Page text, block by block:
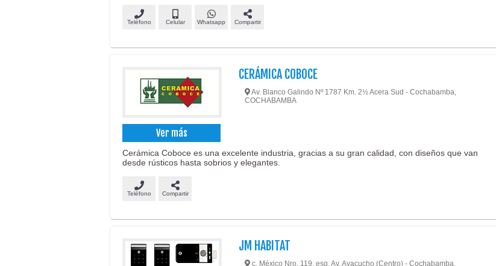
Teléfono Celular Whatsapp Compartir
Ver más
CERÁMICA COBOCE
Av. Blanco Galindo Nº 1787 Km. 2½ Acera Sud - Cochabamba,
COCHABAMBA
Cerámica Coboce es una excelente industria, gracias a su gran calidad, con diseños que van
desde rústicos hasta sobrios y elegantes.
Teléfono Compartir
JM HABITAT
c. México Nro. 119, esq. Av. Ayacucho (Centro) - Cochabamba,